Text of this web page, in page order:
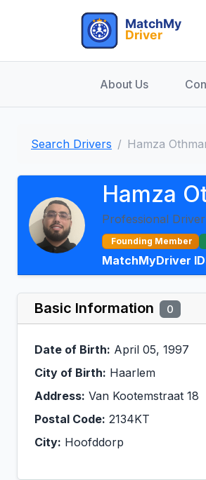
About Us
Search Drivers Hamza
Hamza
Professional
Founding Member
MatchMyDriver
Basic Information 0
Date of Birth: April 05, 1997
City of Birth: Haarlem
Address: Van Kootemstraat 18
Postal Code: 2134KT
City: Hoofddorp